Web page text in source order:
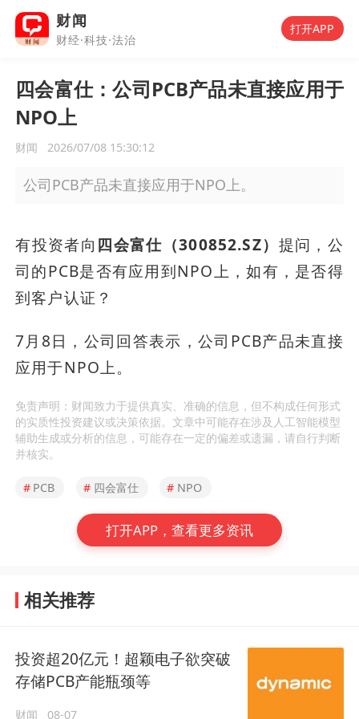
财闻
财经·科技·法治
打开APP
四会富仕：公司PCB产品未直接应用于
NPO上
财闻 2026/07/08 15:30:12
公司PCB产品未直接应用于NPO上。
有投资者向 四会富仕（300852.SZ） 提问，公
司的PCB是否有应用到NPO上，如有，是否得
到客户认证？
7月8日，公司回答表示，公司PCB产品未直接
应用于NPO上。
免责声明：财闻致力于提供真实、准确的信息，但不构成任何形式
的实质性投资建议或决策依据。文章中可能存在涉及人工智能模型
辅助生成或分析的信息，可能存在一定的偏差或遗漏，请自行判断
并核实。
# PCB # 四会富仕 # NPO
打开APP，查看更多资讯
相关推荐
投资超20亿元！超颖电子欲突破
存储PCB产能瓶颈等
财闻 08-07